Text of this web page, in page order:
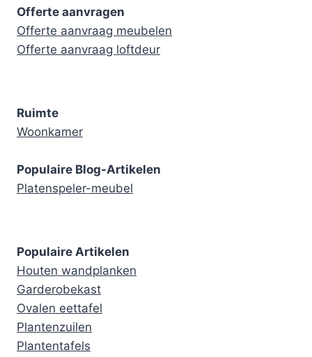
Offerte aanvragen
Offerte aanvraag meubelen
Offerte aanvraag loftdeur
Ruimte
Woonkamer
Populaire Blog-Artikelen
Platenspeler-meubel
Populaire Artikelen
Houten wandplanken
Garderobekast
Ovalen eettafel
Plantenzuilen
Plantentafels